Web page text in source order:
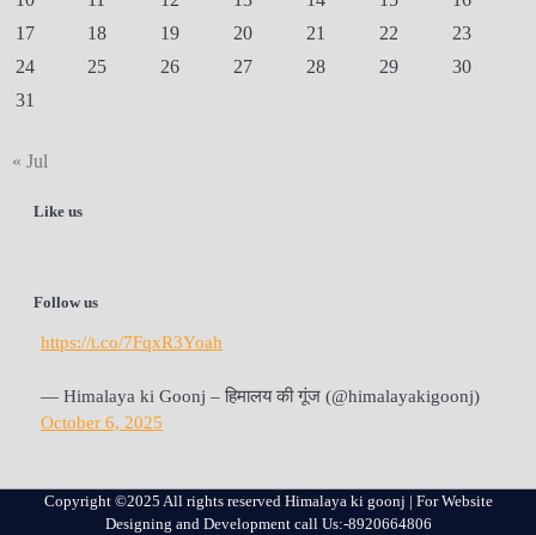
17
18 19 20 21 22
23
24
25 26 27 28 29
30
31
« Jul
Like us
Follow us
https://t.co/7FqxR3Yoah
— Himalaya ki Goonj – हिमालय की गूंज (@himalayakigoonj)
October 6, 2025
Copyright ©2025 All rights reserved Himalaya ki goonj | For Website
Designing and Development call Us:-8920664806